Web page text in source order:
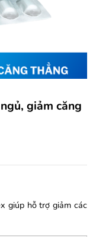
giảm căng
giúp hỗ trợ giảm các